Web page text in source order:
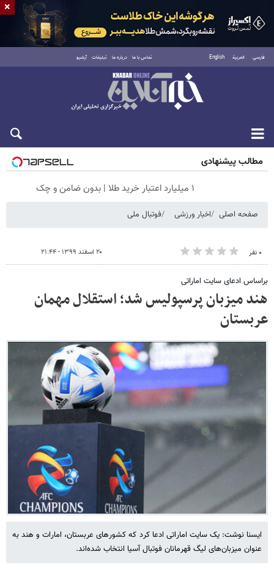
فارسی العربية English تماس با ما درباره ما تبلیغات آرشیو
جمعه ۱۶ مرداد ۱۴۰۵
مطالب پیشنهادی
۱ میلیارد اعتبار خرید طلا | بدون ضامن و چک
صفحه اصلی اخبار ورزشی فوتبال ملی
۰ نفر ۲۰ اسفند ۱۳۹۹ - ۲۱:۴۴
براساس ادعای سایت اماراتی
هند میزبان پرسپولیس شد؛ استقلال مهمان
عربستان
ایسنا نوشت: یک سایت اماراتی ادعا کرد که کشورهای عربستان، امارات و هند به
عنوان میزبان‌های لیگ قهرمانان فوتبال آسیا انتخاب شده‌اند.
×